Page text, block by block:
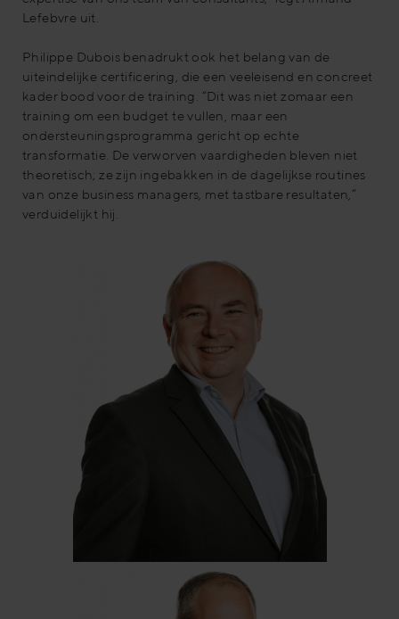
Lefebvre uit.
Philippe Dubois benadrukt ook het belang van de
uiteindelijke certificering, die een veeleisend en concreet
kader bood voor de training. “Dit was niet zomaar een
training om een budget te vullen, maar een
ondersteuningsprogramma gericht op echte
transformatie. De verworven vaardigheden bleven niet
theoretisch; ze zijn ingebakken in de dagelijkse routines
van onze business managers, met tastbare resultaten,”
verduidelijkt hij.